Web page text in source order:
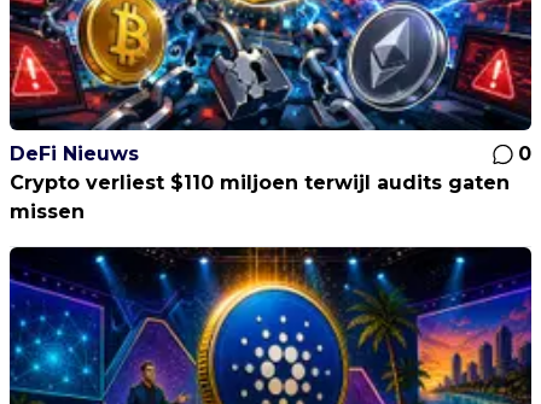
DeFi Nieuws
0
Crypto verliest $110 miljoen terwijl audits gaten
missen